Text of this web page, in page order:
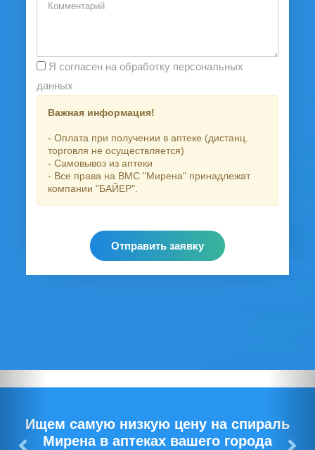
данных
Важная информация!
- Оплата при получении в аптеке (дистанц.
торговля не осуществляется)
- Самовывоз из аптеки
- Все права на ВМС "Мирена" принадлежат
компании "БАЙЕР".
Отправить заявку
Ищем самую низкую цену на спираль
Мирена в аптеках вашего города